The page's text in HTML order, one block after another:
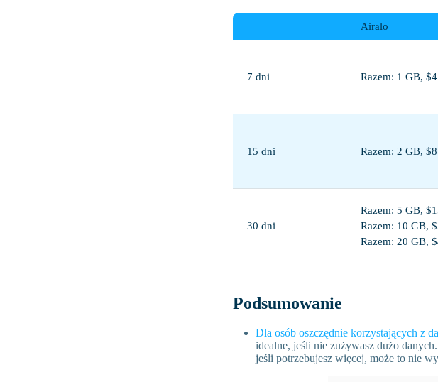
Airalo
7 dni Razem: 1 GB,
15 dni Razem: 2 GB,
30 dni
Razem: 5 GB,
Razem: 10 GB,
Razem: 20 GB,
Podsumowanie
Dla osób oszczędnie korzystających z
idealne, jeśli nie zużywasz dużo
jeśli potrzebujesz więcej, może to nie